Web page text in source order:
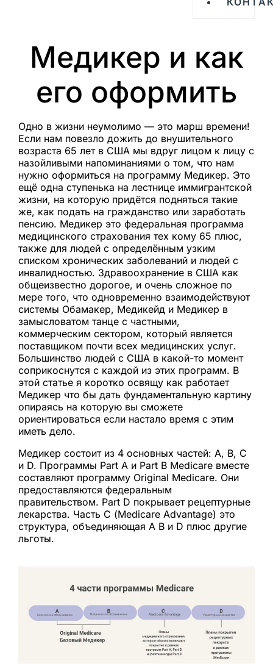
Медикер и как
его оформить
Одно в жизни неумолимо — это марш времени!
Если нам повезло дожить до внушительного
возраста 65 лет в США мы вдруг лицом к лицу с
назойливыми напоминаниями о том, что нам
нужно оформиться на программу Медикер. Это
ещё одна ступенька на лестнице иммигрантской
жизни, на которую придётся подняться такие
же, как подать на гражданство или заработать
пенсию. Медикер это федеральная программа
медицинского страхования тех кому 65 плюс,
также для людей с определённым узким
списком хронических заболеваний и людей с
инвалидностью. Здравоохранение в США как
общеизвестно дорогое, и очень сложное по
мере того, что одновременно взаимодействуют
системы Обамакер, Медикейд и Медикер в
замысловатом танце с частными,
коммерческим сектором, который является
поставщиком почти всех медицинских услуг.
Большинство людей с США в какой-то момент
соприкоснутся с каждой из этих программ. В
этой статье я коротко освящу как работает
Медикер что бы дать фундаментальную картину
опираясь на которую вы сможете
ориентироваться если настало время с этим
иметь дело.
Медикер состоит из 4 основных частей: A, B, C
и D. Программы Part A и Part B Medicare вместе
составляют программу Original Medicare. Они
предоставляются федеральным
правительством. Part D покрывает рецептурные
лекарства. Часть С (Medicare Advantage) это
структура, объединяющая A B и D плюс другие
льготы.